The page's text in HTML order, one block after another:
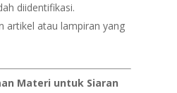
diidentifikasi.
artikel atau lampiran yang
Materi untuk Siaran